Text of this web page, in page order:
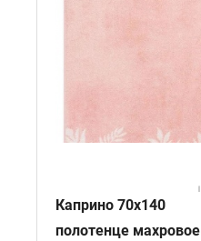
Каприно 70х140
полотенце махровое